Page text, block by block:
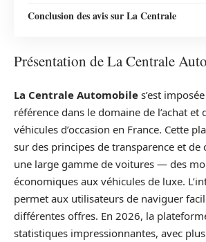
Conclusion des avis sur La Centrale
Présentation de La Centrale
La Centrale Automobile s’est
référence dans le domaine de l’achat et
véhicules d’occasion en France. Cette
sur des principes de transparence et de
une large gamme de voitures — des
économiques aux véhicules de luxe.
permet aux utilisateurs de naviguer
différentes offres. En 2026, la
statistiques impressionnantes, avec